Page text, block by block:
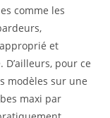
comme les
et
D’ailleurs, pour ce
modèles sur une
maxi par